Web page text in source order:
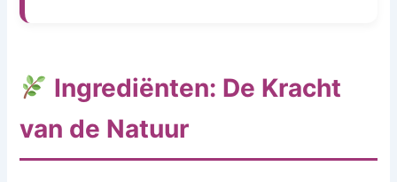
Ingrediënten: De Kracht
van de Natuur